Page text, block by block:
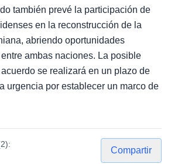
también prevé la participación de
en la reconstrucción de la
abriendo oportunidades
ambas naciones. La posible
se realizará en un plazo de
urgencia por establecer un marco de
2):
Compartir